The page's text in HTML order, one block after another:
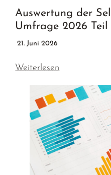
Auswertung der
Umfrage 2026 Teil
21. Juni 2026
Weiterlesen